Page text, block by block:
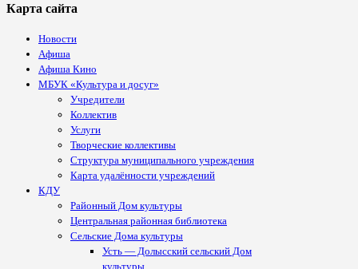
Карта сайта
Новости
Афиша
Афиша Кино
МБУК «Культура и досуг»
Учредители
Коллектив
Услуги
Творческие коллективы
Структура муниципального учреждения
Карта удалённости учреждений
КДУ
Районный Дом культуры
Центральная районная библиотека
Сельские Дома культуры
Усть — Долысский сельский Дом
культуры